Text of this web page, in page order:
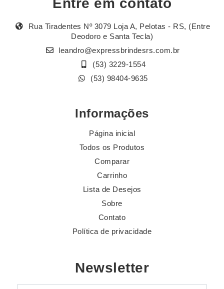
Entre em contato
Rua Tiradentes Nº 3079 Loja A, Pelotas - RS, (Entre
Deodoro e Santa Tecla)
leandro@expressbrindesrs.com.br
(53) 3229-1554
(53) 98404-9635
Informações
Página inicial
Todos os Produtos
Comparar
Carrinho
Lista de Desejos
Sobre
Contato
Política de privacidade
Newsletter